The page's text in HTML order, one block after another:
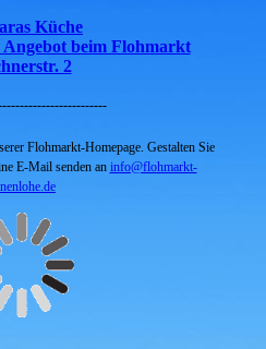
Küche
beim Flohmarkt
2
Flohmarkt-Homepage. Gestalten Sie
E-Mail senden an info@flohmarkt-